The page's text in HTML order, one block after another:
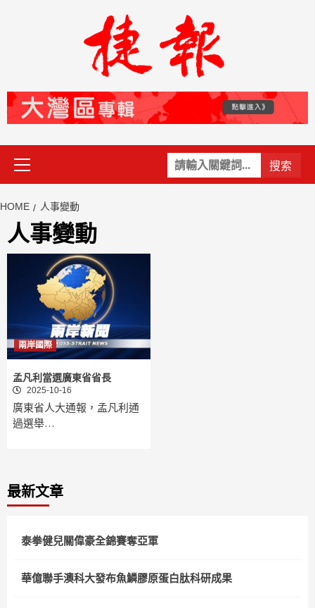
關
鍵
Primary
Menu
HOME 人事變動
人事變動
兩岸國際
孟凡利當選廣東省省長
2025-10-16
廣東省人大通報，孟凡利通
過選舉…
最新文章
泰拳健兒關偉豪全錦賽奪亞軍
華億聯手澳科大發布魚鱗膠原蛋白肽科研成果